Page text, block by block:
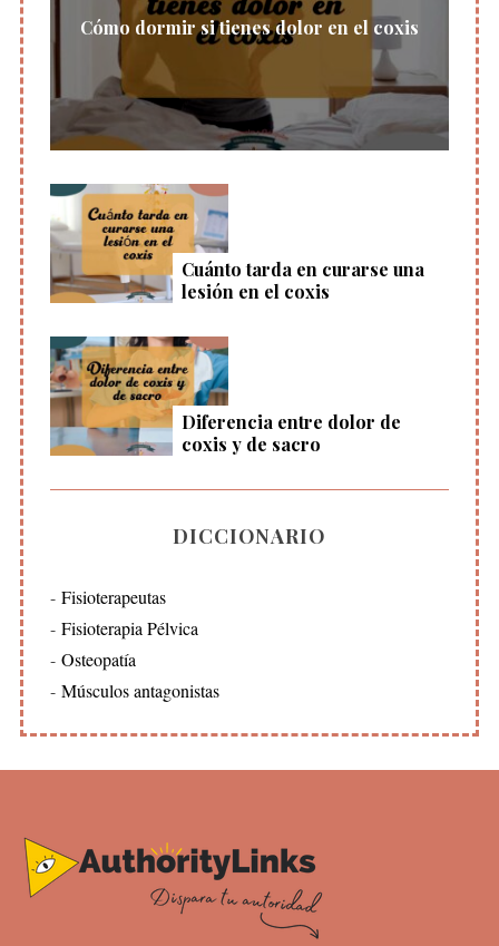
Cómo dormir si tienes dolor en el coxis
Cuánto tarda en curarse una
lesión en el coxis
Diferencia entre dolor de
coxis y de sacro
DICCIONARIO
Fisioterapeutas
Fisioterapia Pélvica
Osteopatía
Músculos antagonistas